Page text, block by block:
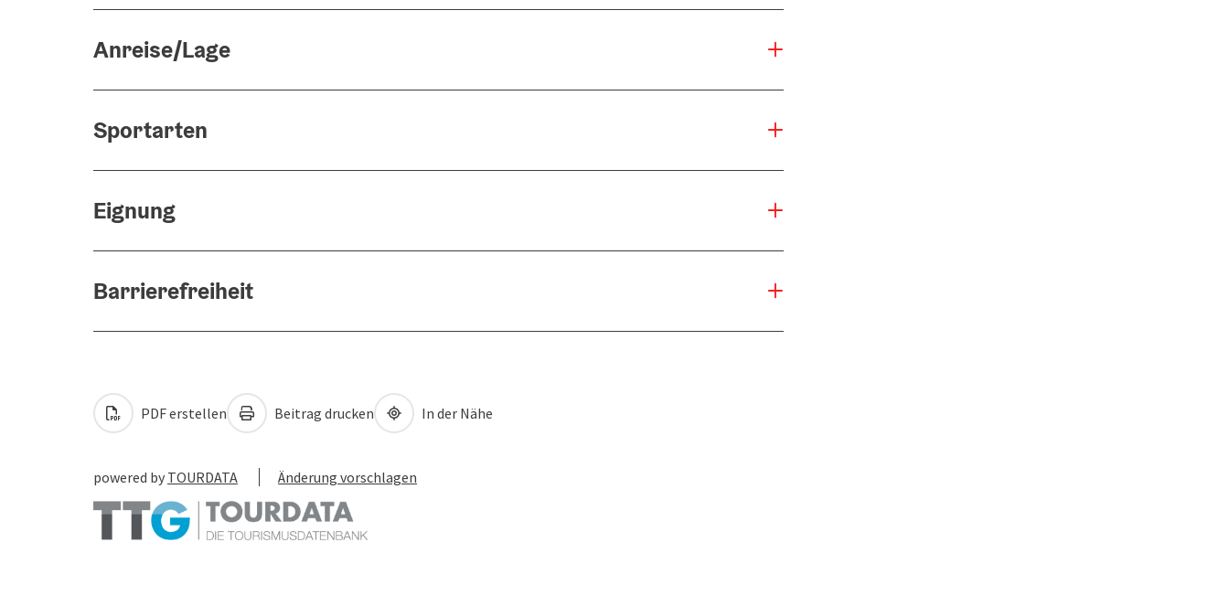
Anreise/Lage
Sportarten
Eignung
Barrierefreiheit
PDF erstellen Beitrag drucken In der Nähe
powered by TOURDATA Änderung vorschlagen